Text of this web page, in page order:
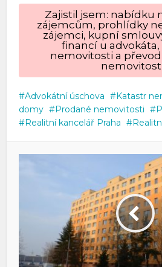
Zajistil jsem: nabídku
zájemcům, prohlídky
zájemci, kupní
financí u
nemovitosti a
Advokátní úschova Katastr
domy
Prodané nemovitosti
Realitní kancelář Praha